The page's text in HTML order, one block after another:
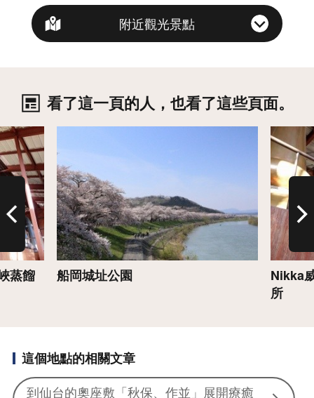
附近觀光景點
看了這一頁的人，也看了這些頁面。
蒸餾 船岡城址公園
Nikka
所
詳情
這個地點的相關文章
到仙台的奧座敷「秋保、作並」展開療癒